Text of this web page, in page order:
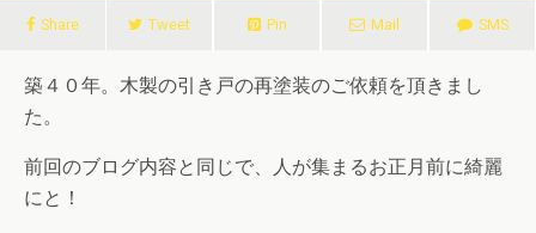
Share Tweet Pin Mail SMS
築４０年。木製の引き戸の再塗装のご依頼を頂きまし
た。
前回のブログ内容と同じで、人が集まるお正月前に綺麗
にと！